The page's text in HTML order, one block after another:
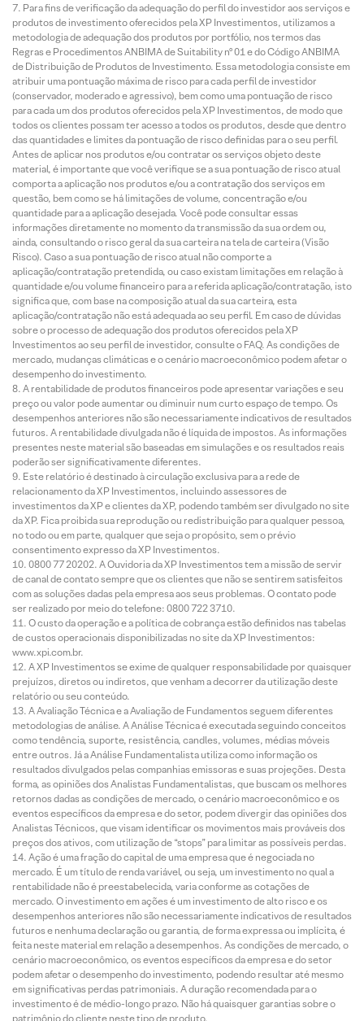
Para fins de verificação da adequação do perfil do investidor aos serviços e
produtos de investimento oferecidos pela XP Investimentos, utilizamos a
metodologia de adequação dos produtos por portfólio, nos termos das
Regras e Procedimentos ANBIMA de Suitability nº 01 e do Código ANBIMA
de Distribuição de Produtos de Investimento. Essa metodologia consiste em
atribuir uma pontuação máxima de risco para cada perfil de investidor
(conservador, moderado e agressivo), bem como uma pontuação de risco
para cada um dos produtos oferecidos pela XP Investimentos, de modo que
todos os clientes possam ter acesso a todos os produtos, desde que dentro
das quantidades e limites da pontuação de risco definidas para o seu perfil.
Antes de aplicar nos produtos e/ou contratar os serviços objeto deste
material, é importante que você verifique se a sua pontuação de risco atual
comporta a aplicação nos produtos e/ou a contratação dos serviços em
questão, bem como se há limitações de volume, concentração e/ou
quantidade para a aplicação desejada. Você pode consultar essas
informações diretamente no momento da transmissão da sua ordem ou,
ainda, consultando o risco geral da sua carteira na tela de carteira (Visão
Risco). Caso a sua pontuação de risco atual não comporte a
aplicação/contratação pretendida, ou caso existam limitações em relação à
quantidade e/ou volume financeiro para a referida aplicação/contratação, isto
significa que, com base na composição atual da sua carteira, esta
aplicação/contratação não está adequada ao seu perfil. Em caso de dúvidas
sobre o processo de adequação dos produtos oferecidos pela XP
Investimentos ao seu perfil de investidor, consulte o FAQ. As condições de
mercado, mudanças climáticas e o cenário macroeconômico podem afetar o
desempenho do investimento.
A rentabilidade de produtos financeiros pode apresentar variações e seu
preço ou valor pode aumentar ou diminuir num curto espaço de tempo. Os
desempenhos anteriores não são necessariamente indicativos de resultados
futuros. A rentabilidade divulgada não é líquida de impostos. As informações
presentes neste material são baseadas em simulações e os resultados reais
poderão ser significativamente diferentes.
Este relatório é destinado à circulação exclusiva para a rede de
relacionamento da XP Investimentos, incluindo assessores de
investimentos da XP e clientes da XP, podendo também ser divulgado no site
da XP. Fica proibida sua reprodução ou redistribuição para qualquer pessoa,
no todo ou em parte, qualquer que seja o propósito, sem o prévio
consentimento expresso da XP Investimentos.
0800 77 20202. A Ouvidoria da XP Investimentos tem a missão de servir
de canal de contato sempre que os clientes que não se sentirem satisfeitos
com as soluções dadas pela empresa aos seus problemas. O contato pode
ser realizado por meio do telefone: 0800 722 3710.
O custo da operação e a política de cobrança estão definidos nas tabelas
de custos operacionais disponibilizadas no site da XP Investimentos:
www.xpi.com.br.
A XP Investimentos se exime de qualquer responsabilidade por quaisquer
prejuízos, diretos ou indiretos, que venham a decorrer da utilização deste
relatório ou seu conteúdo.
A Avaliação Técnica e a Avaliação de Fundamentos seguem diferentes
metodologias de análise. A Análise Técnica é executada seguindo conceitos
como tendência, suporte, resistência, candles, volumes, médias móveis
entre outros. Já a Análise Fundamentalista utiliza como informação os
resultados divulgados pelas companhias emissoras e suas projeções. Desta
forma, as opiniões dos Analistas Fundamentalistas, que buscam os melhores
retornos dadas as condições de mercado, o cenário macroeconômico e os
eventos específicos da empresa e do setor, podem divergir das opiniões dos
Analistas Técnicos, que visam identificar os movimentos mais prováveis dos
preços dos ativos, com utilização de “stops” para limitar as possíveis perdas.
Ação é uma fração do capital de uma empresa que é negociada no
mercado. É um título de renda variável, ou seja, um investimento no qual a
rentabilidade não é preestabelecida, varia conforme as cotações de
mercado. O investimento em ações é um investimento de alto risco e os
desempenhos anteriores não são necessariamente indicativos de resultados
futuros e nenhuma declaração ou garantia, de forma expressa ou implícita, é
feita neste material em relação a desempenhos. As condições de mercado, o
cenário macroeconômico, os eventos específicos da empresa e do setor
podem afetar o desempenho do investimento, podendo resultar até mesmo
em significativas perdas patrimoniais. A duração recomendada para o
investimento é de médio-longo prazo. Não há quaisquer garantias sobre o
patrimônio do cliente neste tipo de produto.